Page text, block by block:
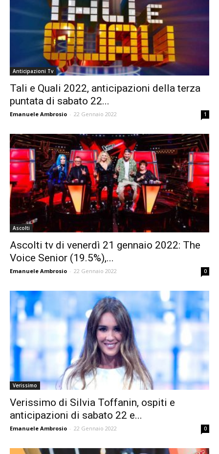
Anticipazioni Tv
Tali e Quali 2022, anticipazioni della terza
puntata di sabato 22...
Emanuele Ambrosio - 22 Gennaio 2022 1
Ascolti
Ascolti tv di venerdì 21 gennaio 2022: The
Voice Senior (19.5%),...
Emanuele Ambrosio - 22 Gennaio 2022 0
Verissimo
Verissimo di Silvia Toffanin, ospiti e
anticipazioni di sabato 22 e...
Emanuele Ambrosio - 22 Gennaio 2022 0